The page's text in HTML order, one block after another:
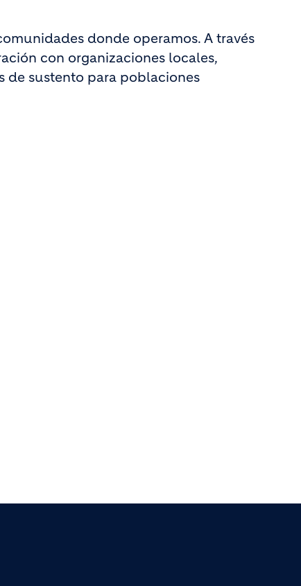
donde operamos. A través
con organizaciones locales,
de sustento para poblaciones